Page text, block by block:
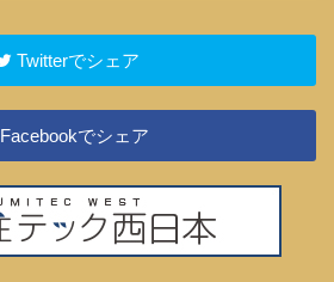
Twitterでシェア
Facebookでシェア